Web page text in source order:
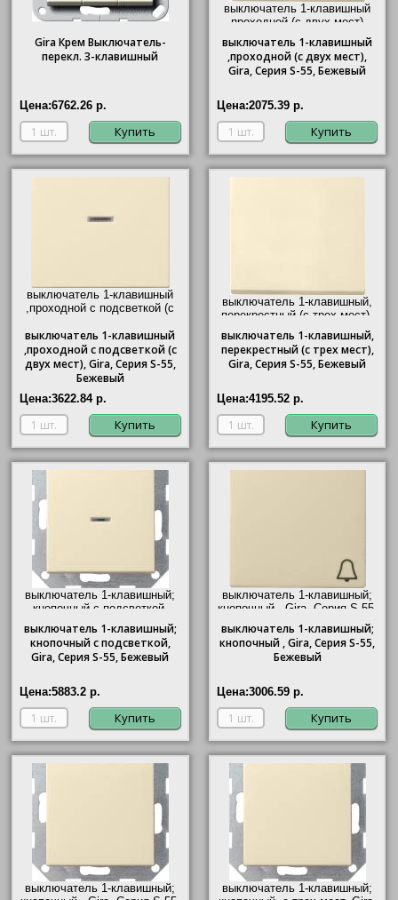
Gira Крем Выключатель-
перекл. 3-клавишный
Цена:6762.26 р.
Купить
выключатель 1-клавишный
,проходной (с двух мест),
, Серия S-55, Бежевый"/>
выключатель 1-клавишный
,проходной (с двух мест),
Gira, Серия S-55, Бежевый
Цена:2075.39 р.
Купить
выключатель 1-клавишный
,проходной с подсветкой (с
Бежевый"/>
выключатель 1-клавишный
,проходной с подсветкой (с
двух мест),Gira, Серия S-55,
Бежевый
Цена:3622.84 р.
Купить
выключатель 1-клавишный,
перекрестный (с трех мест),
, Серия S-55, Бежевый"/>
выключатель 1-клавишный,
перекрестный (с трех мест),
Gira, Серия S-55, Бежевый
Цена:4195.52 р.
Купить
выключатель 1-клавишный;
кнопочный с подсветкой,
, Серия S-55, Бежевый"/>
выключатель 1-клавишный;
кнопочный с подсветкой,
Gira, Серия S-55, Бежевый
Цена:5883.2 р.
Купить
выключатель 1-клавишный;
кнопочный , Gira, Серия S-55,
выключатель 1-клавишный;
кнопочный ,Gira, Серия S-55,
Бежевый
Цена:3006.59 р.
Купить
выключатель 1-клавишный;
выключатель 1-клавишный;